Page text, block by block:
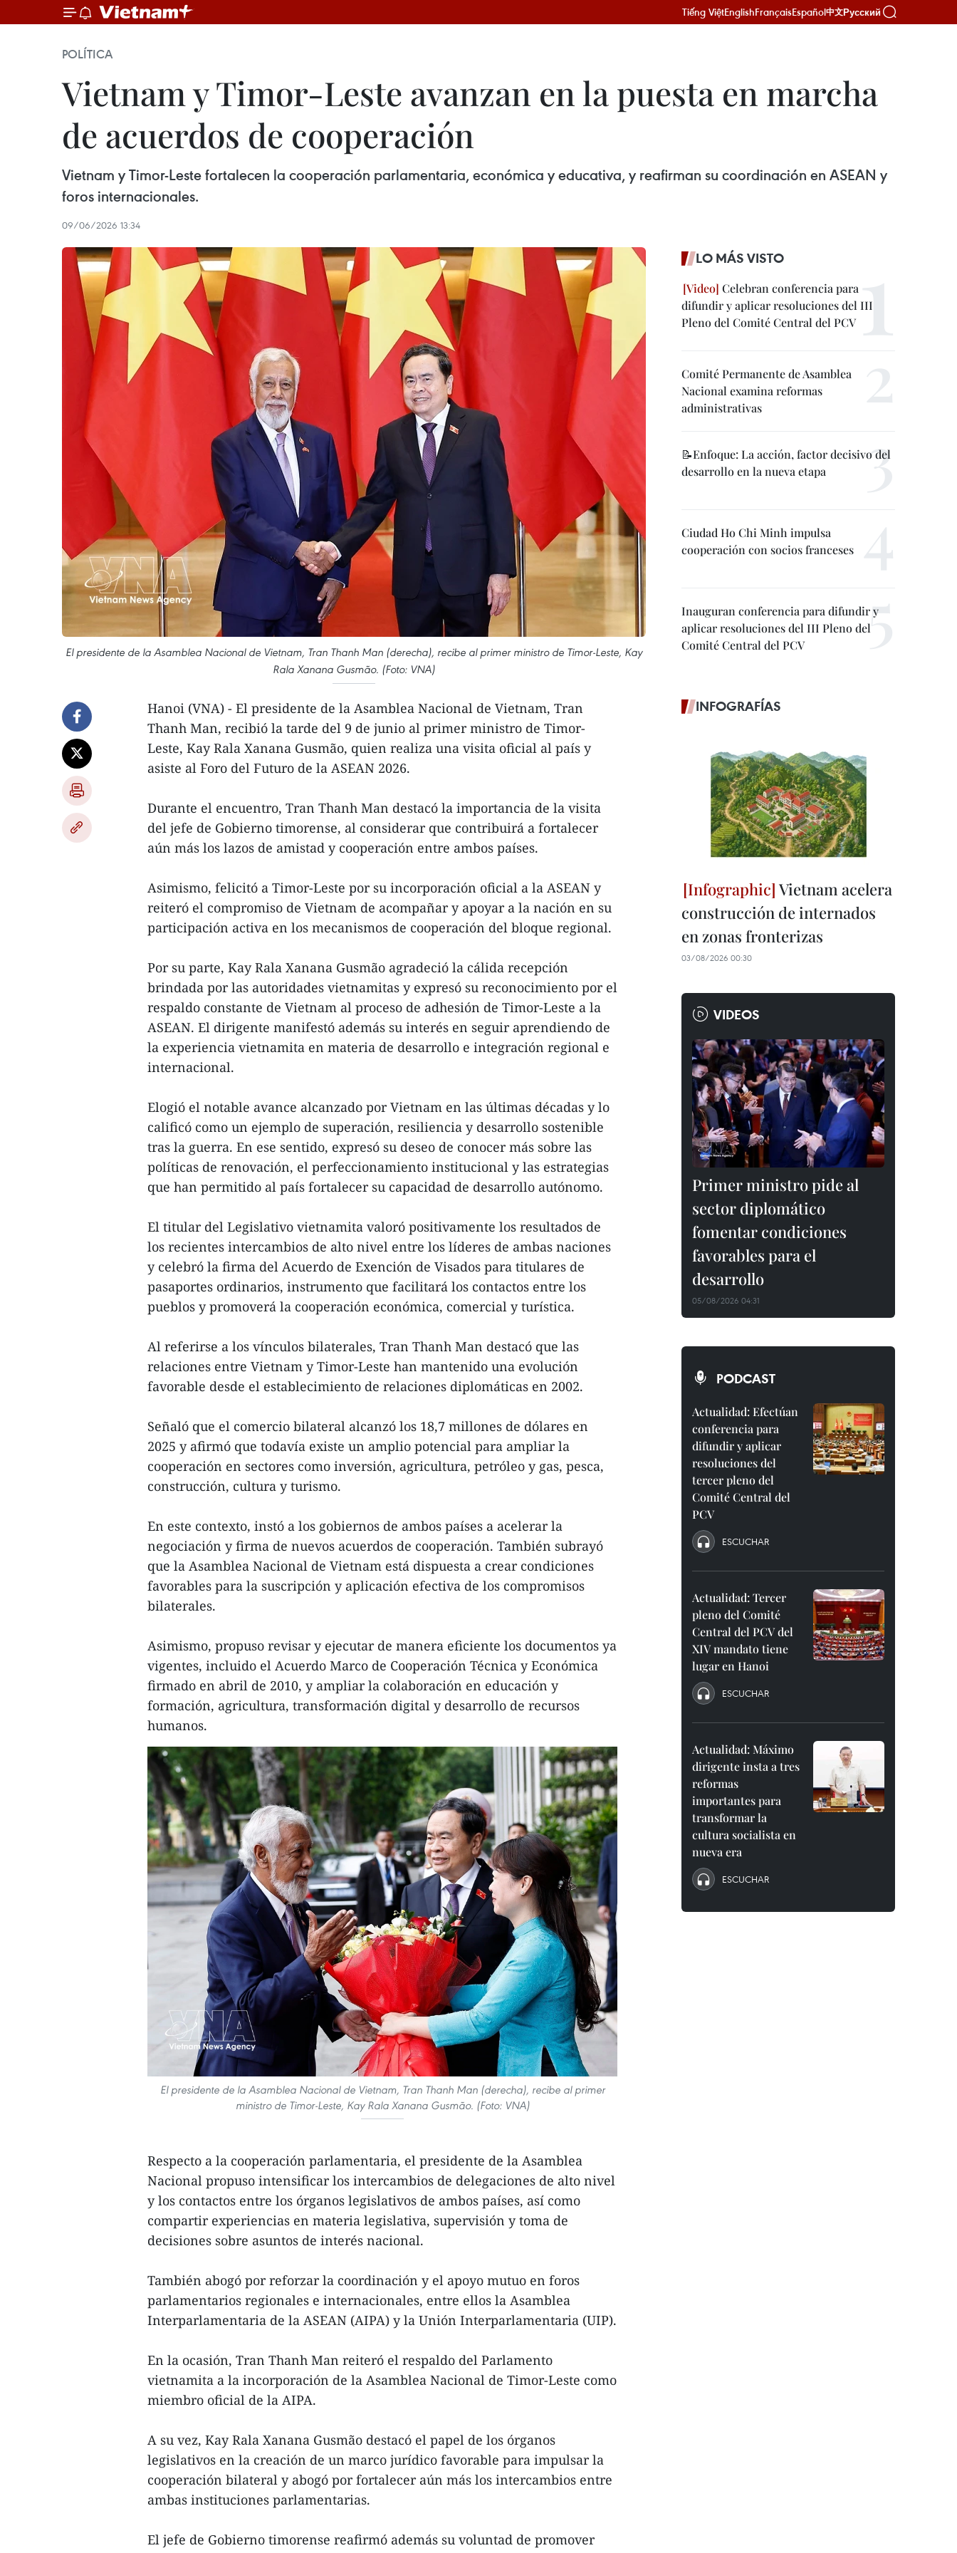
Tiếng ViệtEnglishFrançaisEspañol中文Русский
POLÍTICA
Vietnam y Timor-Leste avanzan en la puesta en marcha
de acuerdos de cooperación
Vietnam y Timor-Leste fortalecen la cooperación parlamentaria, económica y educativa, y reafirman su coordinación en ASEAN y
foros internacionales.
09/06/2026 13:34
El presidente de la Asamblea Nacional de Vietnam, Tran Thanh Man (derecha), recibe al primer ministro de Timor-Leste, Kay
Rala Xanana Gusmão. (Foto: VNA)
Hanoi (VNA) - El presidente de la Asamblea Nacional de Vietnam, Tran
Thanh Man, recibió la tarde del 9 de junio al primer ministro de Timor-
Leste, Kay Rala Xanana Gusmão, quien realiza una visita oficial al país y
asiste al Foro del Futuro de la ASEAN 2026.
Durante el encuentro, Tran Thanh Man destacó la importancia de la visita
del jefe de Gobierno timorense, al considerar que contribuirá a fortalecer
aún más los lazos de amistad y cooperación entre ambos países.
Asimismo, felicitó a Timor-Leste por su incorporación oficial a la ASEAN y
reiteró el compromiso de Vietnam de acompañar y apoyar a la nación en su
participación activa en los mecanismos de cooperación del bloque regional.
Por su parte, Kay Rala Xanana Gusmão agradeció la cálida recepción
brindada por las autoridades vietnamitas y expresó su reconocimiento por el
respaldo constante de Vietnam al proceso de adhesión de Timor-Leste a la
ASEAN. El dirigente manifestó además su interés en seguir aprendiendo de
la experiencia vietnamita en materia de desarrollo e integración regional e
internacional.
Elogió el notable avance alcanzado por Vietnam en las últimas décadas y lo
calificó como un ejemplo de superación, resiliencia y desarrollo sostenible
tras la guerra. En ese sentido, expresó su deseo de conocer más sobre las
políticas de renovación, el perfeccionamiento institucional y las estrategias
que han permitido al país fortalecer su capacidad de desarrollo autónomo.
El titular del Legislativo vietnamita valoró positivamente los resultados de
los recientes intercambios de alto nivel entre los líderes de ambas naciones
y celebró la firma del Acuerdo de Exención de Visados para titulares de
pasaportes ordinarios, instrumento que facilitará los contactos entre los
pueblos y promoverá la cooperación económica, comercial y turística.
Al referirse a los vínculos bilaterales, Tran Thanh Man destacó que las
relaciones entre Vietnam y Timor-Leste han mantenido una evolución
favorable desde el establecimiento de relaciones diplomáticas en 2002.
Señaló que el comercio bilateral alcanzó los 18,7 millones de dólares en
2025 y afirmó que todavía existe un amplio potencial para ampliar la
cooperación en sectores como inversión, agricultura, petróleo y gas, pesca,
construcción, cultura y turismo.
En este contexto, instó a los gobiernos de ambos países a acelerar la
negociación y firma de nuevos acuerdos de cooperación. También subrayó
que la Asamblea Nacional de Vietnam está dispuesta a crear condiciones
favorables para la suscripción y aplicación efectiva de los compromisos
bilaterales.
Asimismo, propuso revisar y ejecutar de manera eficiente los documentos ya
vigentes, incluido el Acuerdo Marco de Cooperación Técnica y Económica
firmado en abril de 2010, y ampliar la colaboración en educación y
formación, agricultura, transformación digital y desarrollo de recursos
humanos.
El presidente de la Asamblea Nacional de Vietnam, Tran Thanh Man (derecha), recibe al primer
ministro de Timor-Leste, Kay Rala Xanana Gusmão. (Foto: VNA)
Respecto a la cooperación parlamentaria, el presidente de la Asamblea
Nacional propuso intensificar los intercambios de delegaciones de alto nivel
y los contactos entre los órganos legislativos de ambos países, así como
compartir experiencias en materia legislativa, supervisión y toma de
decisiones sobre asuntos de interés nacional.
También abogó por reforzar la coordinación y el apoyo mutuo en foros
parlamentarios regionales e internacionales, entre ellos la Asamblea
Interparlamentaria de la ASEAN (AIPA) y la Unión Interparlamentaria (UIP).
En la ocasión, Tran Thanh Man reiteró el respaldo del Parlamento
vietnamita a la incorporación de la Asamblea Nacional de Timor-Leste como
miembro oficial de la AIPA.
A su vez, Kay Rala Xanana Gusmão destacó el papel de los órganos
legislativos en la creación de un marco jurídico favorable para impulsar la
cooperación bilateral y abogó por fortalecer aún más los intercambios entre
ambas instituciones parlamentarias.
El jefe de Gobierno timorense reafirmó además su voluntad de promover
LO MÁS VISTO
Celebran conferencia para
difundir y aplicar resoluciones del III
Pleno del Comité Central del PCV
Comité Permanente de Asamblea
Nacional examina reformas
administrativas
📝Enfoque: La acción, factor decisivo del
desarrollo en la nueva etapa
Ciudad Ho Chi Minh impulsa
cooperación con socios franceses
Inauguran conferencia para difundir y
aplicar resoluciones del III Pleno del
Comité Central del PCV
INFOGRAFÍAS
Vietnam acelera
construcción de internados
en zonas fronterizas
03/08/2026 00:30
VIDEOS
Primer ministro pide al
sector diplomático
fomentar condiciones
favorables para el
desarrollo
05/08/2026 04:31
PODCAST
Actualidad: Efectúan
conferencia para
difundir y aplicar
resoluciones del
tercer pleno del
Comité Central del
PCV
ESCUCHAR
Actualidad: Tercer
pleno del Comité
Central del PCV del
XIV mandato tiene
lugar en Hanoi
ESCUCHAR
Actualidad: Máximo
dirigente insta a tres
reformas
importantes para
transformar la
cultura socialista en
nueva era
ESCUCHAR